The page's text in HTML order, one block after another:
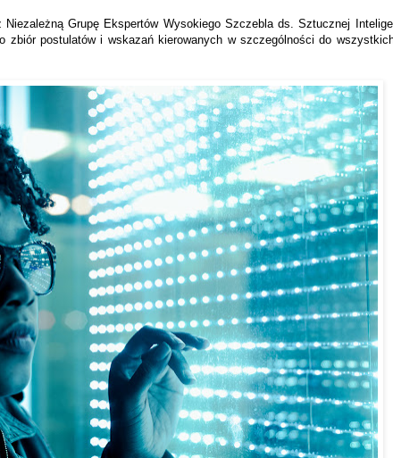
Grupę Ekspertów Wysokiego Szczebla ds. Sztucznej
zbiór postulatów i wskazań kierowanych w szczególności do